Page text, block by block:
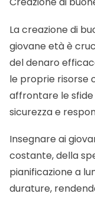
La creazione di
giovane età è
del denaro
le proprie risorse
affrontare le
sicurezza e
Insegnare ai
costante, della
pianificazione a
durature,